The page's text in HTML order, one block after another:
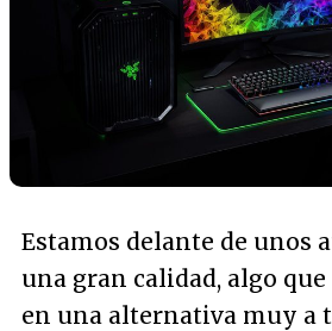
Estamos delante de unos
una gran calidad, algo
en una alternativa muy a